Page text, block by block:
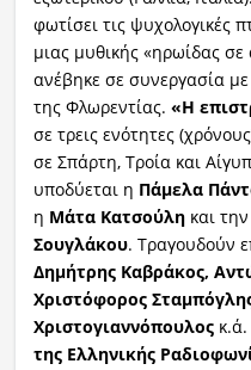
φωτίσει τις ψυχολογικές
μιας μυθικής «ηρωίδας
ανέβηκε σε συνεργασία
της Φλωρεντίας. «Η
σε τρεις ενότητες
σε Σπάρτη, Τροία και
υποδύεται η Πάμελα
η Μάτα Κατσούληκαι
Σουγλάκου. Τραγουδούν
Δημήτρης Καβράκος,
Χριστόφορος
Χριστογιαννόπουλοςκ.ά.
της Ελληνικής